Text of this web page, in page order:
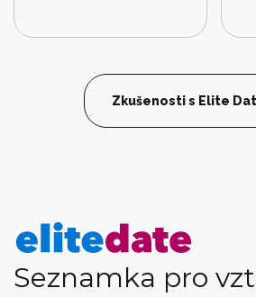
Zkušenosti s Elite
Seznamka pro